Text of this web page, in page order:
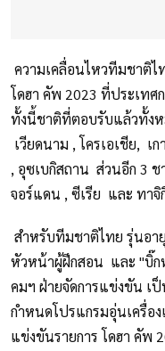
ความเคลื่อนไหวทีมชาติไ
โดฮา คัพ 2023 ที่ประเทศ
ทั้งนี้ชาติที่ตอบรับแล้วทั้ง
เวียดนาม , โครเอเชีย, เ
, อุซเบกิสถาน ส่วนอีก 3
จอร์แดน , ซีเรีย และ ทาจิ
สำหรับทีมชาติไทย รุ่นอา
หัวหน้าผู้ฝึกสอน และ "บิ๊
คมฯ ฝ่ายจัดการแข่งขัน เ
กำหนดโปรแกรมอุ่นเครื่อง
แข่งขันรายการ โดฮา คัพ